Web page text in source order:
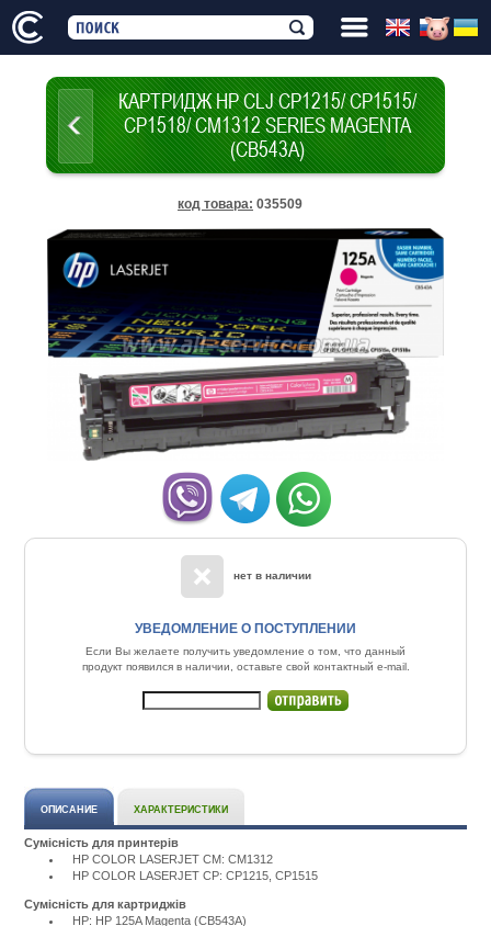
КАРТРИДЖ НР CLJ CP1215/ CP1515/
CP1518/ CM1312 SERIES MAGENTA
(CB543A)
код товара: 035509
нет в наличии
УВЕДОМЛЕНИЕ О ПОСТУПЛЕНИИ
Если Вы желаете получить уведомление о том, что данный
продукт появился в наличии, оставьте свой контактный e-mail.
ОПИСАНИЕ ХАРАКТЕРИСТИКИ
Сумісність для принтерів
HP COLOR LASERJET CM: CM1312
HP COLOR LASERJET CP: CP1215, CP1515
Сумісність для картриджів
HP: HP 125A Magenta (CB543A)